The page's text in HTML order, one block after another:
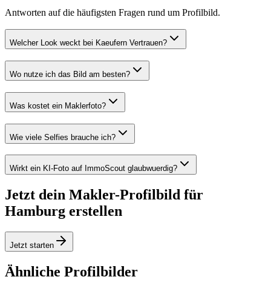
Antworten auf die häufigsten Fragen rund um Profilbild.
Welcher Look weckt bei Kaeufern Vertrauen?
Wo nutze ich das Bild am besten?
Was kostet ein Maklerfoto?
Wie viele Selfies brauche ich?
Wirkt ein KI-Foto auf ImmoScout glaubwuerdig?
Jetzt dein Makler-Profilbild für
Hamburg erstellen
Jetzt starten
Ähnliche Profilbilder